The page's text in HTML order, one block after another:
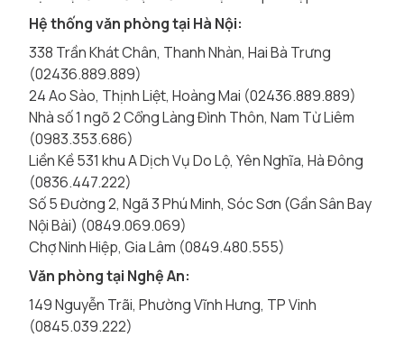
Hệ thống văn phòng tại Hà Nội:
338 Trần Khát Chân, Thanh Nhàn, Hai Bà Trưng
(02436.889.889)
24 Ao Sào, Thịnh Liệt, Hoàng Mai (02436.889.889)
Nhà số 1 ngõ 2 Cổng Làng Đình Thôn, Nam Từ Liêm
(0983.353.686)
Liền Kề 531 khu A Dịch Vụ Do Lộ, Yên Nghĩa, Hà Đông
(0836.447.222)
Số 5 Đường 2, Ngã 3 Phú Minh, Sóc Sơn (Gần Sân Bay
Nội Bài) (0849.069.069)
Chợ Ninh Hiệp, Gia Lâm (0849.480.555)
Văn phòng tại Nghệ An:
149 Nguyễn Trãi, Phường Vĩnh Hưng, TP Vinh
(0845.039.222)